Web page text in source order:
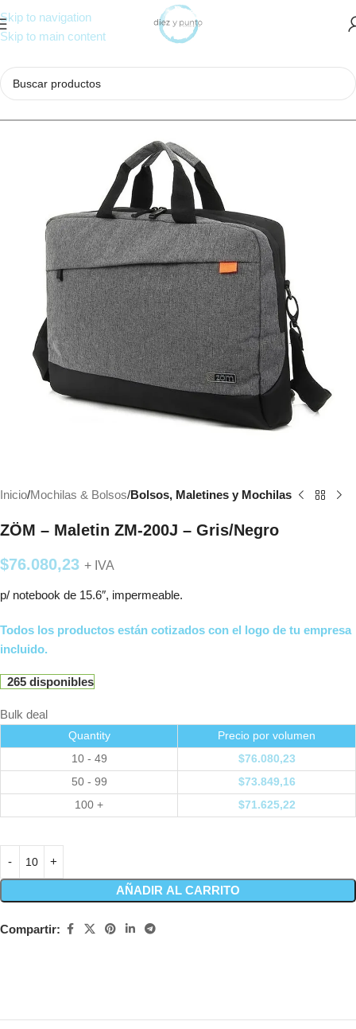
Skip to navigation
Skip to main content
Inicio Mochilas & Bolsos Bolsos, Maletines y Mochilas
ZÖM – Maletin ZM-200J – Gris/Negro
$76.080,23 + IVA
p/ notebook de 15.6″, impermeable.
Todos los productos están cotizados con el logo de tu empresa
incluido.
265 disponibles
Bulk deal
Quantity
Precio por volumen
10 - 49
$76.080,23
50 - 99
$73.849,16
100 +
$71.625,22
AÑADIR AL CARRITO
Compartir: